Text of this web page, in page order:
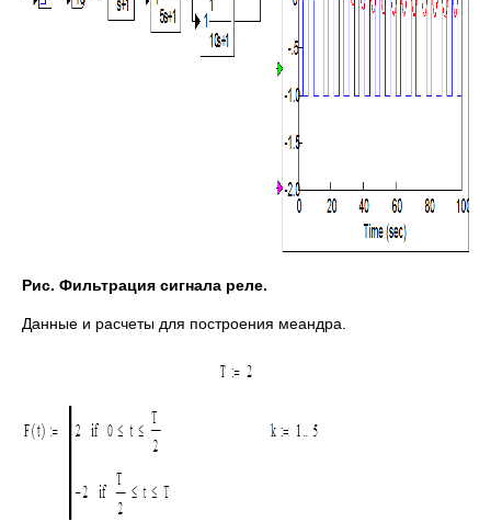
Рис. Фильтрация сигнала реле.
Данные и расчеты для построения меандра.